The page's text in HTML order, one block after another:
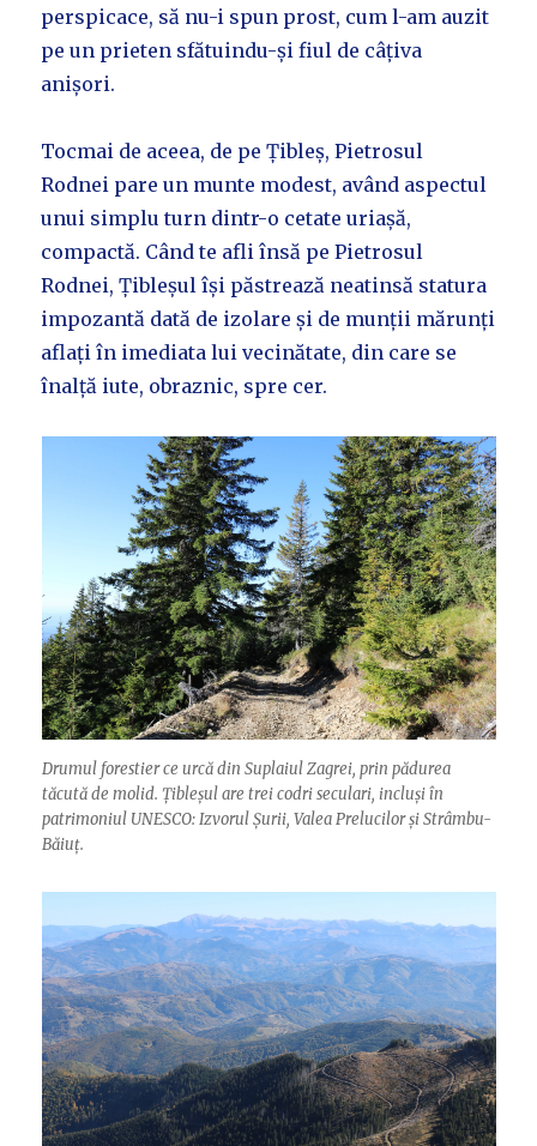
perspicace, să nu-i spun prost, cum l-am auzit
pe un prieten sfătuindu-și fiul de câțiva
anișori.
Tocmai de aceea, de pe Țibleș, Pietrosul
Rodnei pare un munte modest, având aspectul
unui simplu turn dintr-o cetate uriașă,
compactă. Când te afli însă pe Pietrosul
Rodnei, Țibleșul își păstrează neatinsă statura
impozantă dată de izolare și de munții mărunți
aflați în imediata lui vecinătate, din care se
înalță iute, obraznic, spre cer.
Drumul forestier ce urcă din Suplaiul Zagrei, prin pădurea
tăcută de molid. Țibleșul are trei codri seculari, incluși în
patrimoniul UNESCO: Izvorul Șurii, Valea Prelucilor și Strâmbu-
Băiuț.